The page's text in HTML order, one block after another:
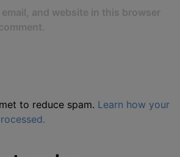
email, and website in this browser
to reduce spam. Learn how your